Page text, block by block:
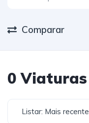
Comparar
0 Viaturas
Listar: Mais recente